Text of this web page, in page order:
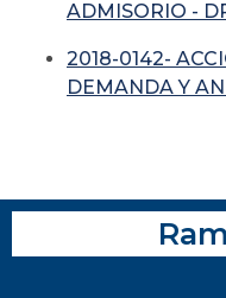
ADMISORIO -
2018-0142-
DEMANDA Y